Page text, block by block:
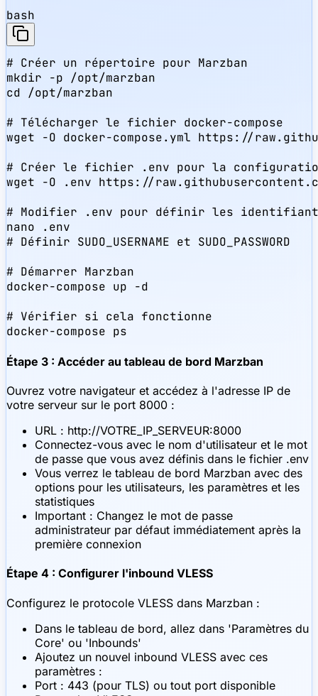
bash
# Créer un répertoire pour Marzban
mkdir -p /opt/marzban
cd /opt/marzban
# Télécharger le fichier docker-compose
wget -O docker-compose.yml https://
# Créer le fichier .env pour la
wget -O .env https://
# Modifier .env pour définir les
nano .env
# Définir SUDO_USERNAME et SUDO_PASSWORD
# Démarrer Marzban
docker-compose up -d
# Vérifier si cela fonctionne
docker-compose ps
Étape 3 : Accéder au tableau de bord Marzban
Ouvrez votre navigateur et accédez à l'adresse IP de
votre serveur sur le port 8000 :
URL : http://VOTRE_IP_SERVEUR:8000
Connectez-vous avec le nom d'utilisateur et le mot
de passe que vous avez définis dans le fichier .env
Vous verrez le tableau de bord Marzban avec des
options pour les utilisateurs, les paramètres et les
statistiques
Important : Changez le mot de passe
administrateur par défaut immédiatement après la
première connexion
Étape 4 : Configurer l'inbound VLESS
Configurez le protocole VLESS dans Marzban :
Dans le tableau de bord, allez dans 'Paramètres du
Core' ou 'Inbounds'
Ajoutez un nouvel inbound VLESS avec ces
paramètres :
Port : 443 (pour TLS) ou tout port disponible